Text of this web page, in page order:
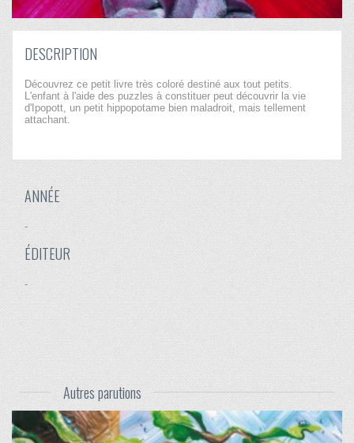
DESCRIPTION
Découvrez ce petit livre très coloré destiné aux tout petits.
L'enfant à l'aide des puzzles à constituer peut découvrir la vie
d'Ipopott, un petit hippopotame bien maladroit, mais tellement
attachant.
ANNÉE
-
ÉDITEUR
-
Autres parutions